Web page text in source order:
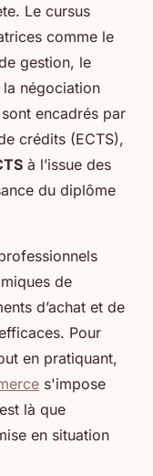
Le cursus
comme le
gestion, le
négociation
encadrés par
crédits (ECTS),
à l’issue des
du diplôme
de
d’achat et de
Pour
en pratiquant,
s'impose
là que
en situation